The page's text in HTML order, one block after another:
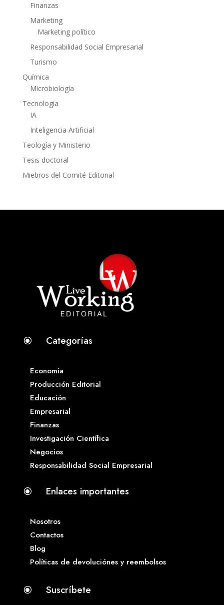
Finanzas
Marketing
Marketing político
Responsabilidad Social Empresarial
Turismo
Química
Microbiología
Tecnología
IA
Inteligencia Artificial
Teología y Ministerio
Tesis doctoral
Miebros del Comité Editorial
\ Categorías
Economía
Producción Editorial
Educación
Empresarial
Finanzas
Investigación Científica
Negocios
Responsabilidad Social Empresarial
\ Enlaces importantes
Nosotros
Contactos
Blog
Políticas de devoluciónes y reembolsos
\ Suscríbete